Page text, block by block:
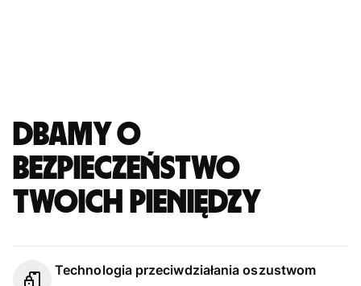
Dbamy o
bezpieczeństwo
Twoich pieniędzy
Technologia przeciwdziałania oszustwom